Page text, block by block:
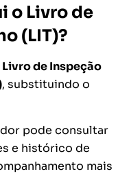
o Livro de
(LIT)?
Livro de Inspeção
, substituindo o
pode consultar
e histórico de
mais